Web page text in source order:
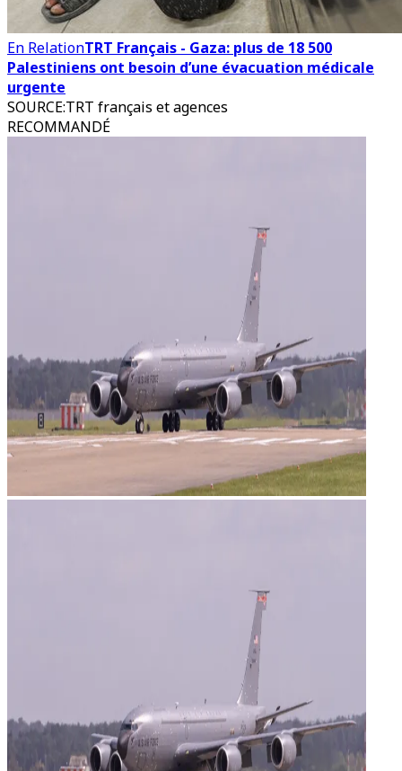
En RelationTRT Français - Gaza: plus de 18 500
Palestiniens ont besoin d’une évacuation médicale
urgente
SOURCE:TRT français et agences
RECOMMANDÉ